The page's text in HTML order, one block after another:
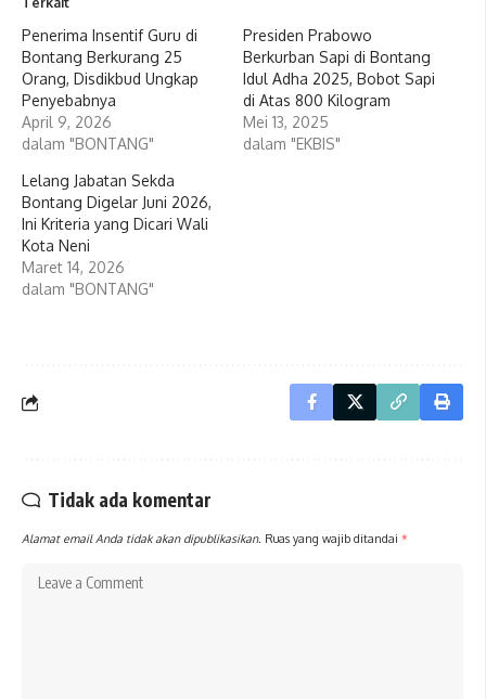
Penerima Insentif Guru di
Bontang Berkurang 25
Orang, Disdikbud Ungkap
Penyebabnya
April 9, 2026
dalam "BONTANG"
Presiden Prabowo
Berkurban Sapi di Bontang
Idul Adha 2025, Bobot Sapi
di Atas 800 Kilogram
Mei 13, 2025
dalam "EKBIS"
Lelang Jabatan Sekda
Bontang Digelar Juni 2026,
Ini Kriteria yang Dicari Wali
Kota Neni
Maret 14, 2026
dalam "BONTANG"
Tidak ada komentar
Alamat email Anda tidak akan dipublikasikan. Ruas yang wajib ditandai *